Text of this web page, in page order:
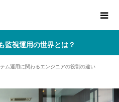
監視運用の世界とは？
ム運用に関わるエンジニアの役割の違い